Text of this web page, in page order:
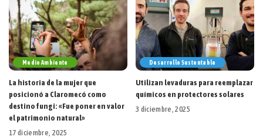
Medio Ambiente
La historia de la mujer que
posicionó a Claromecó como
destino fungi: «Fue poner en valor
el patrimonio natural»
17 diciembre, 2025
Desarrollo Sustentable
Utilizan levaduras para reemplazar
químicos en protectores solares
3 diciembre, 2025